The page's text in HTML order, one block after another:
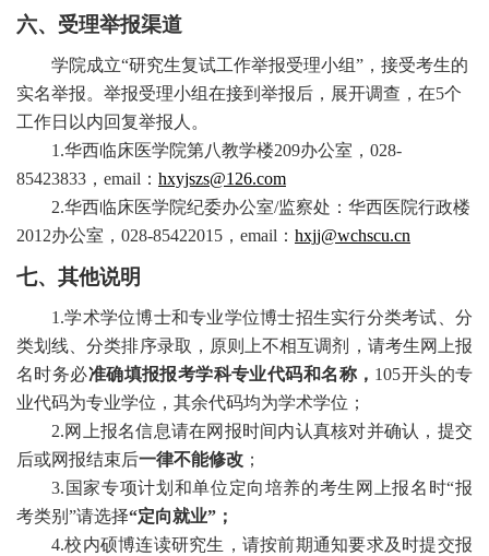
六、受理举报渠道
学院成立“研究生复试工作举报受理小组”，接受考生的
实名举报。举报受理小组在接到举报后，展开调查，在5个
工作日以内回复举报人。
1.华西临床医学院第八教学楼209办公室，028-
85423833，email： hxyjszs@126.com
2.华西临床医学院纪委办公室/监察处：华西医院行政楼
2012办公室，028-85422015，email： hxjj@wchscu.cn
七、其他说明
1.学术学位博士和专业学位博士招生实行分类考试、分
类划线、分类排序录取，原则上不相互调剂，请考生网上报
名时务必准确填报报考学科专业代码和名称， 105开头的专
业代码为专业学位，其余代码均为学术学位；
2.网上报名信息请在网报时间内认真核对并确认，提交
后或网报结束后一律不能修改 ；
3.国家专项计划和单位定向培养的考生网上报名时“报
考类别”请选择“定向就业”；
4.校内硕博连读研究生，请按前期通知要求及时提交报